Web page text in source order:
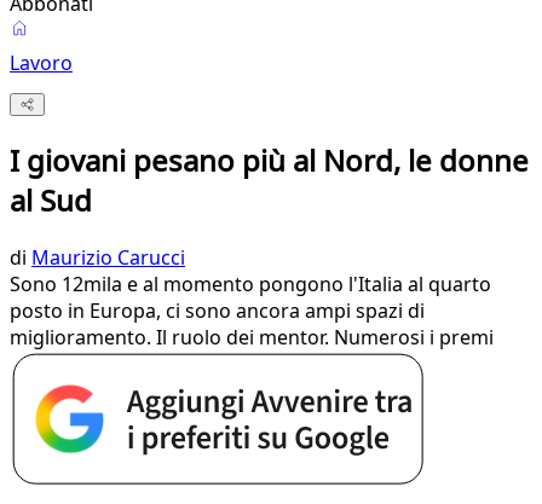
Lavoro
I giovani pesano più al Nord, le donne
al Sud
di Maurizio Carucci
Sono 12mila e al momento pongono l'Italia al quarto
posto in Europa, ci sono ancora ampi spazi di
miglioramento. Il ruolo dei mentor. Numerosi i premi